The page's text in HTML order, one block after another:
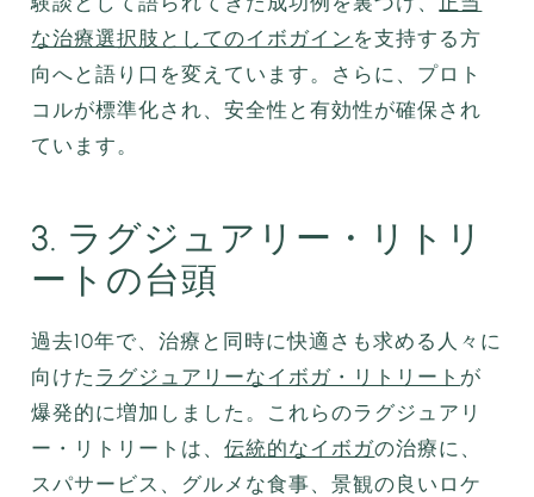
な治療選択肢としてのイボガイン を支持する方
向へと語り口を変えています。さらに、プロト
コルが標準化され、安全性と有効性が確保され
ています。
3. ラグジュアリー・リトリ
ートの台頭
過去10年で、治療と同時に快適さも求める人々に
向けた ラグジュアリーなイボガ・リトリート が
爆発的に増加しました。これらのラグジュアリ
ー・リトリートは、伝統的なイボガの治療に、
スパサービス、グルメな食事、景観の良いロケ